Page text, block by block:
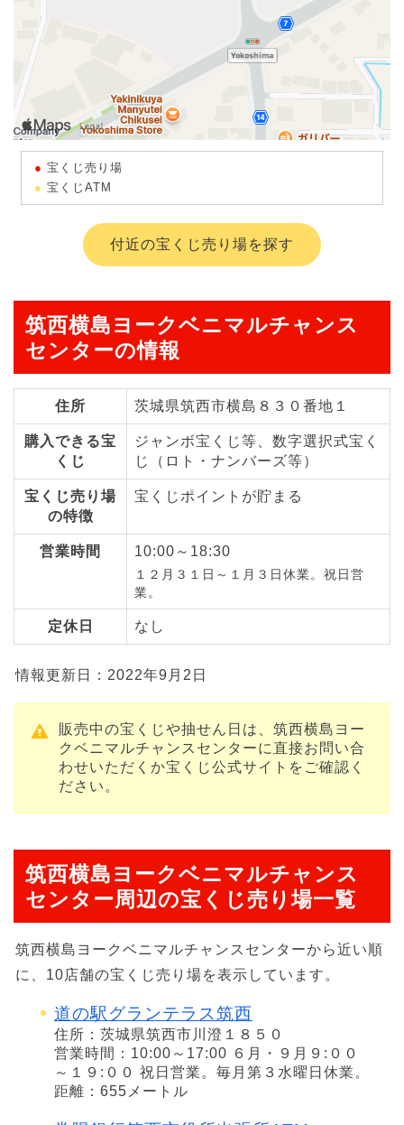
宝くじ売り場
宝くじATM
付近の宝くじ売り場を探す
筑西横島ヨークベニマルチャンス
センターの情報
住所 茨城県筑西市横島８３０番地１
購入できる宝
くじ
ジャンボ宝くじ等、数字選択式宝く
じ（ロト・ナンバーズ等）
宝くじ売り場
の特徴
宝くじポイントが貯まる
営業時間 10:00～18:30
１２月３１日～１月３日休業。祝日営
業。
定休日 なし
情報更新日：2022年9月2日
販売中の宝くじや抽せん日は、筑西横島ヨー
クベニマルチャンスセンターに直接お問い合
わせいただくか宝くじ公式サイトをご確認く
ださい。
筑西横島ヨークベニマルチャンス
センター周辺の宝くじ売り場一覧
筑西横島ヨークベニマルチャンスセンターから近い順
に、10店舗の宝くじ売り場を表示しています。
道の駅グランテラス筑西
住所：茨城県筑西市川澄１８５０
営業時間：10:00～17:00 ６月・９月９:００
～１９:００ 祝日営業。毎月第３水曜日休業。
距離：655メートル